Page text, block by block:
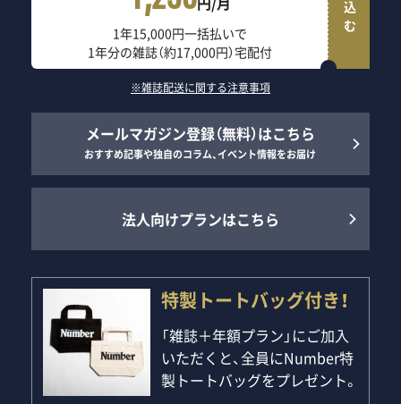
1年15,000円一括払いで
1年分の雑誌（約17,000円）宅配付
※雑誌配送に関する注意事項
メールマガジン登録（無料）はこちら
おすすめ記事や独自のコラム、イベント情報をお届け
法人向けプランはこちら
特製トートバッグ付き！
「雑誌＋年額プラン」にご加入
いただくと、全員にNumber特
製トートバッグをプレゼント。